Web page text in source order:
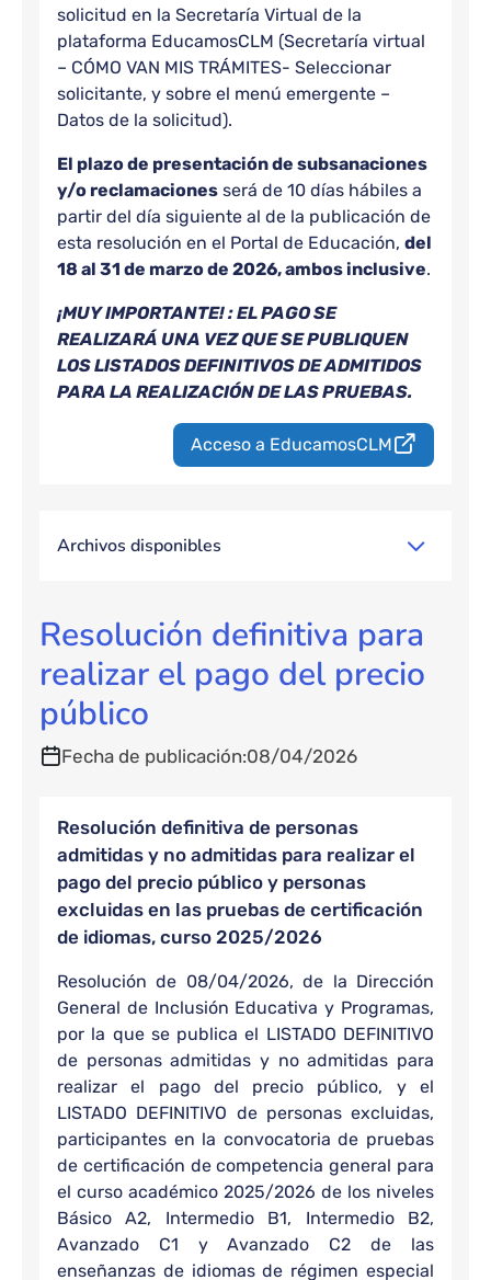
solicitud en la Secretaría Virtual de la
plataforma EducamosCLM (Secretaría virtual
– CÓMO VAN MIS TRÁMITES- Seleccionar
solicitante, y sobre el menú emergente –
Datos de la solicitud).
El plazo de presentación de subsanaciones
y/o reclamaciones será de 10 días hábiles a
partir del día siguiente al de la publicación de
esta resolución en el Portal de Educación, del
18 al 31 de marzo de 2026, ambos inclusive.
¡MUY IMPORTANTE! : EL PAGO SE
REALIZARÁ UNA VEZ QUE SE PUBLIQUEN
LOS LISTADOS DEFINITIVOS DE ADMITIDOS
PARA LA REALIZACIÓN DE LAS PRUEBAS.
Acceso a EducamosCLM
Archivos disponibles
Resolución definitiva para
realizar el pago del precio
público
Fecha de publicación 08/04/2026
Resolución definitiva de personas
admitidas y no admitidas para realizar el
pago del precio público y personas
excluidas en las pruebas de certificación
de idiomas, curso 2025/2026
Resolución de 08/04/2026, de la Dirección
General de Inclusión Educativa y Programas,
por la que se publica el LISTADO DEFINITIVO
de personas admitidas y no admitidas para
realizar el pago del precio público, y el
LISTADO DEFINITIVO de personas excluidas,
participantes en la convocatoria de pruebas
de certificación de competencia general para
el curso académico 2025/2026 de los niveles
Básico A2, Intermedio B1, Intermedio B2,
Avanzado C1 y Avanzado C2 de las
enseñanzas de idiomas de régimen especial